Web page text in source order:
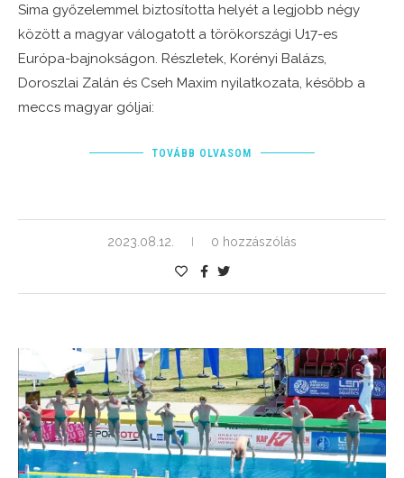
Sima győzelemmel biztosította helyét a legjobb négy
között a magyar válogatott a törökországi U17-es
Európa-bajnokságon. Részletek, Korényi Balázs,
Doroszlai Zalán és Cseh Maxim nyilatkozata, később a
meccs magyar góljai:
TOVÁBB OLVASOM
2023.08.12. 0 hozzászólás